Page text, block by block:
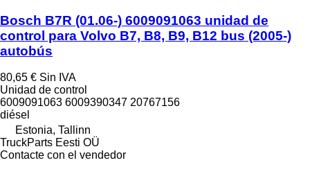
Bosch B7R (01.06-) 6009091063 unidad de
control para Volvo B7, B8, B9, B12 bus (2005-)
autobús
80,65 € Sin IVA
Unidad de control
6009091063 6009390347 20767156
diésel
Estonia, Tallinn
TruckParts Eesti OÜ
Contacte con el vendedor